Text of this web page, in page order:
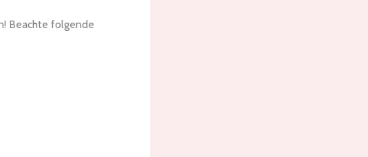
Beachte folgende